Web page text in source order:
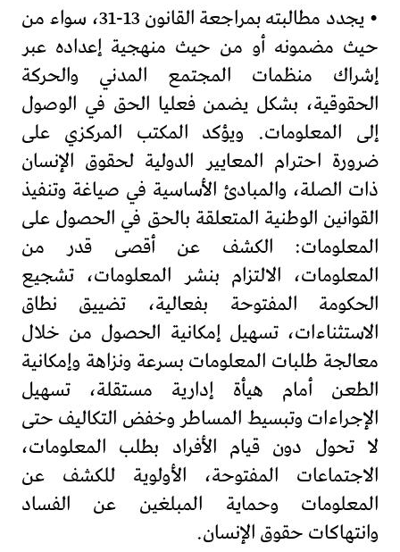
• يجدد مطالبته بمراجعة القانون 13-31، سواء من
حيث مضمونه أو من حيث منهجية إعداده عبر
إشراك منظمات المجتمع المدني والحركة
الحقوقية، بشكل يضمن فعليا الحق في الوصول
إلى المعلومات. ويؤكد المكتب المركزي على
ضرورة احترام المعايير الدولية لحقوق الإنسان
ذات الصلة، والمبادئ الأساسية في صياغة وتنفيذ
القوانين الوطنية المتعلقة بالحق في الحصول على
المعلومات: الكشف عن أقصى قدر من
المعلومات، الالتزام بنشر المعلومات، تشجيع
الحكومة المفتوحة بفعالية، تضييق نطاق
الاستثناءات، تسهيل إمكانية الحصول من خلال
معالجة طلبات المعلومات بسرعة ونزاهة وإمكانية
الطعن أمام هيأة إدارية مستقلة، تسهيل
الإجراءات وتبسيط المساطر وخفض التكاليف حتى
لا تحول دون قيام الأفراد بطلب المعلومات،
الاجتماعات المفتوحة، الأولوية للكشف عن
المعلومات وحماية المبلغين عن الفساد
وانتهاكات حقوق الإنسان.